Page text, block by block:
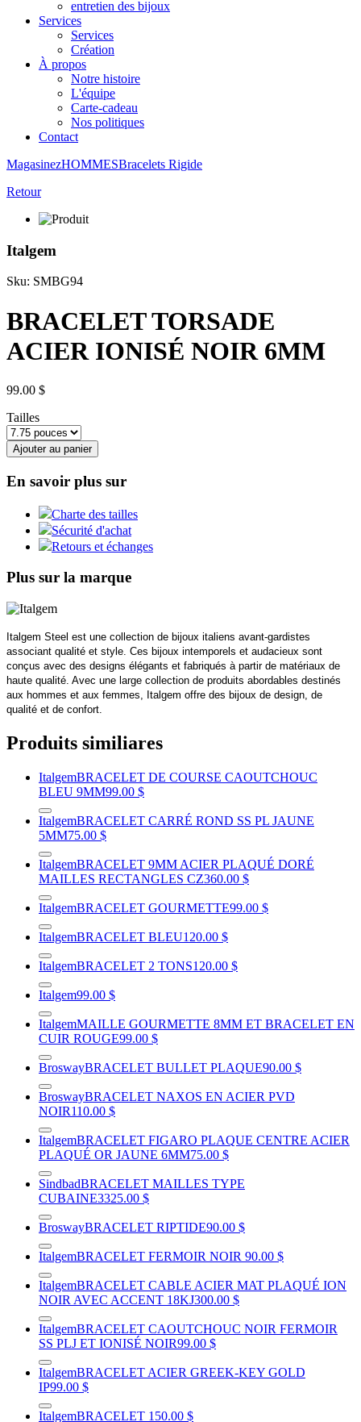
entretien des bijoux
Services
Services
Création
À propos
Notre histoire
L'équipe
Carte-cadeau
Nos politiques
Contact
MagasinezHOMMESBracelets Rigide
Retour
Italgem
Sku: SMBG94
BRACELET TORSADE
ACIER IONISÉ NOIR 6MM
99.00 $
Tailles
Ajouter au panier
En savoir plus sur
Charte des tailles
Sécurité d'achat
Retours et échanges
Plus sur la marque
Italgem Steel est une collection de bijoux italiens avant-gardistes
associant qualité et style. Ces bijoux intemporels et audacieux sont
conçus avec des designs élégants et fabriqués à partir de matériaux de
haute qualité. Avec une large collection de produits abordables destinés
aux hommes et aux femmes, Italgem offre des bijoux de design, de
qualité et de confort.
Produits similiares
ItalgemBRACELET DE COURSE CAOUTCHOUC
BLEU 9MM99.00 $
ItalgemBRACELET CARRÉ ROND SS PL JAUNE
5MM75.00 $
ItalgemBRACELET 9MM ACIER PLAQUÉ DORÉ
MAILLES RECTANGLES CZ360.00 $
ItalgemBRACELET GOURMETTE99.00 $
ItalgemBRACELET BLEU120.00 $
ItalgemBRACELET 2 TONS120.00 $
Italgem99.00 $
ItalgemMAILLE GOURMETTE 8MM ET BRACELET EN
CUIR ROUGE99.00 $
BroswayBRACELET BULLET PLAQUE90.00 $
BroswayBRACELET NAXOS EN ACIER PVD
NOIR110.00 $
ItalgemBRACELET FIGARO PLAQUE CENTRE ACIER
PLAQUÉ OR JAUNE 6MM75.00 $
SindbadBRACELET MAILLES TYPE
CUBAINE3325.00 $
BroswayBRACELET RIPTIDE90.00 $
ItalgemBRACELET FERMOIR NOIR 90.00 $
ItalgemBRACELET CABLE ACIER MAT PLAQUÉ ION
NOIR AVEC ACCENT 18KJ300.00 $
ItalgemBRACELET CAOUTCHOUC NOIR FERMOIR
SS PLJ ET IONISÉ NOIR99.00 $
ItalgemBRACELET ACIER GREEK-KEY GOLD
IP99.00 $
ItalgemBRACELET 150.00 $